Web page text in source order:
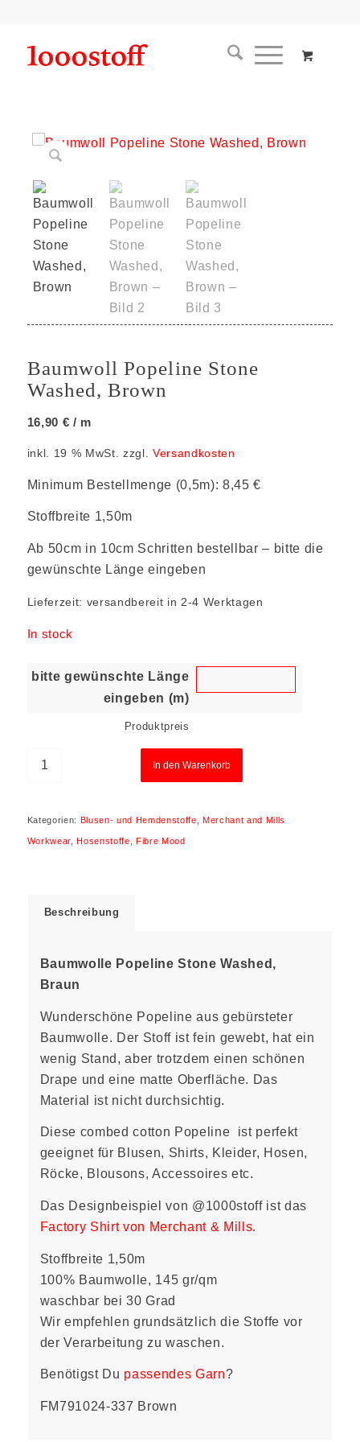
Baumwoll Popeline Stone
Washed, Brown
16,90 € / m
inkl. 19 % MwSt. zzgl. Versandkosten
Minimum Bestellmenge (0,5m): 8,45 €
Stoffbreite 1,50m
Ab 50cm in 10cm Schritten bestellbar – bitte die
gewünschte Länge eingeben
Lieferzeit: versandbereit in 2-4 Werktagen
In stock
bitte gewünschte Länge
eingeben (m)
Produktpreis
In den Warenkorb
Kategorien: Blusen- und Hemdenstoffe Merchant and Mills
Workwear,Hosenstoffe Fibre Mood
Beschreibung
Baumwolle Popeline Stone Washed,
Braun
Wunderschöne Popeline aus gebürsteter
Baumwolle. Der Stoff ist fein gewebt, hat ein
wenig Stand, aber trotzdem einen schönen
Drape und eine matte Oberfläche. Das
Material ist nicht durchsichtig.
Diese combed cotton Popeline ist perfekt
geeignet für Blusen, Shirts, Kleider, Hosen,
Röcke, Blousons, Accessoires etc.
Das Designbeispiel von @1000stoff ist das
Factory Shirt von Merchant & Mills.
Stoffbreite 1,50m
100% Baumwolle, 145 gr/qm
waschbar bei 30 Grad
Wir empfehlen grundsätzlich die Stoffe vor
der Verarbeitung zu waschen.
Benötigst Du passendes Garn?
FM791024-337 Brown